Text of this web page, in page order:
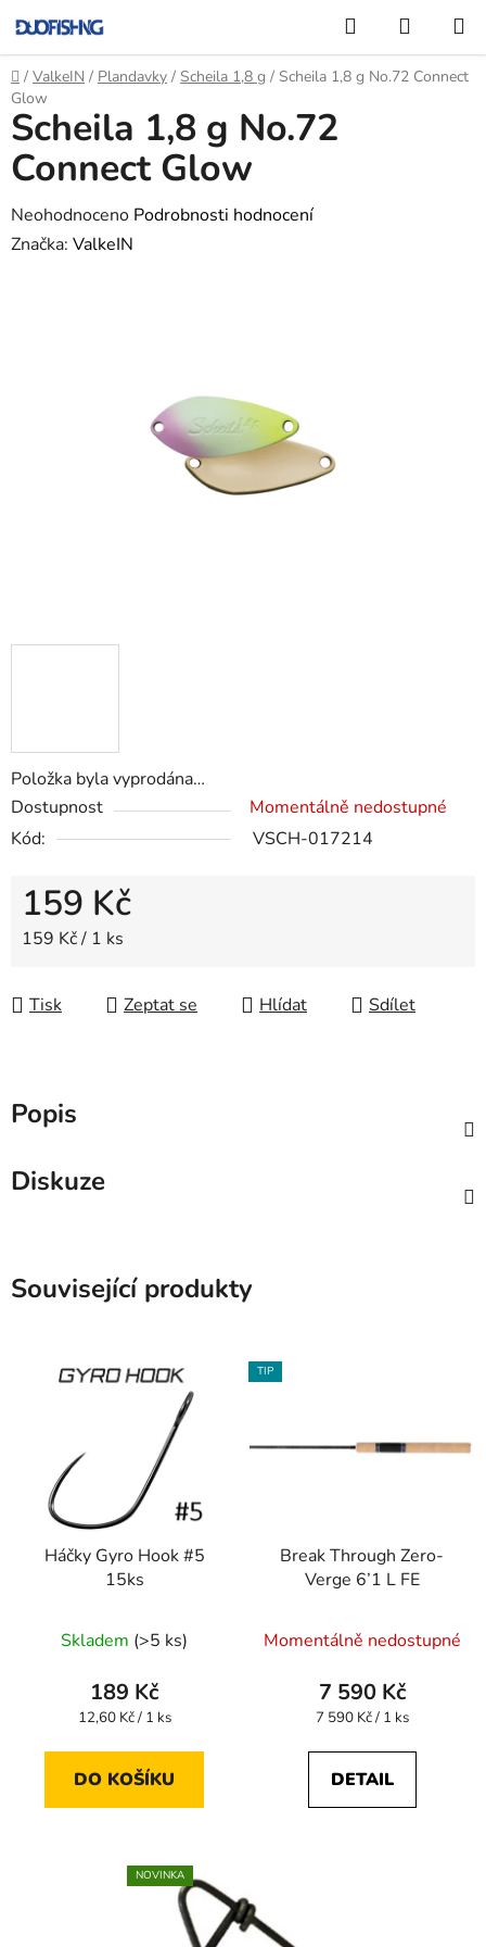
na
obsah
Hledat
KOŠÍK
Domů
/ ValkeIN / Plandavky / Scheila 1,8 g / Scheila 1,8 g No.72 Connect
Glow
Položka byla vyprodána…
Dostupnost
Momentálně nedostupné
Kód:
VSCH-017214
159 Kč
Měrná cena:
159 Kč / 1 ks
Tisk Zeptat se Hlídat Sdílet
Scheila 1,8 g No.72
Connect Glow
Průměrné
hodnocení
Neohodnoceno Podrobnosti hodnocení
Značka: ValkeIN
Popis
Diskuze
Související produkty
Háčky Gyro Hook #5
15ks
Skladem (>5 ks)
189 Kč
Měrná
12,60 Kč / 1 ks
DO KOŠÍKU
TIP
Break Through Zero-
Verge 6’1 L FE
hodnocení
produktu
je
z
Momentálně nedostupné
7 590 Kč
Měrná
7 590 Kč / 1 ks
DETAIL
NOVINKA